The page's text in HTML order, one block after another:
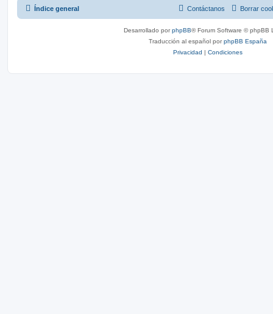
Índice general Borrar
Contáctanos
Desarrollado porphpBB® Forum Software © phpBB
Traducción al español porphpBB España
Privacidad | Condiciones